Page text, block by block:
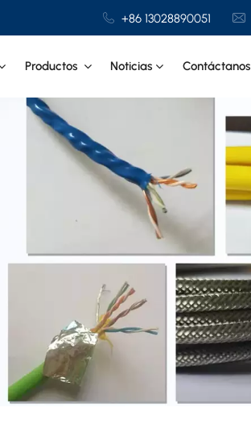
+86 13028890051
Productos Noticias Contáctanos